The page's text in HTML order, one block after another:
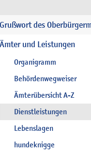
Grußwort des
Ämter und Leistungen
Organigramm
Behördenwegweiser
Ämterübersicht A-Z
Dienstleistungen
Lebenslagen
hundeknigge